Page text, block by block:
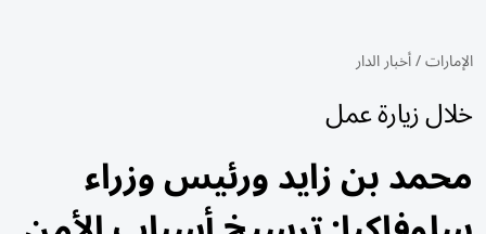
الإمارات/أخبار الدار
خلال زيارة عمل
محمد بن زايد ورئيس وزراء